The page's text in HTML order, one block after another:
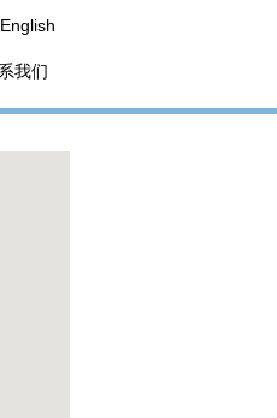
English
我们